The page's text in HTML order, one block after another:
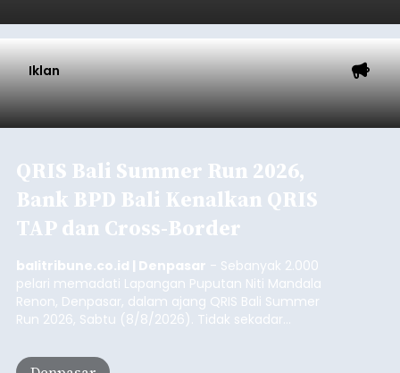
Iklan
QRIS Bali Summer Run 2026,
Bank BPD Bali Kenalkan QRIS
TAP dan Cross-Border
balitribune.co.id | Denpasar - Sebanyak 2.000
pelari memadati Lapangan Puputan Niti Mandala
Renon, Denpasar, dalam ajang QRIS Bali Summer
Run 2026, Sabtu (8/8/2026). Tidak sekadar
10K, kegiatan yang digelar Kantor Perwakilan Bank